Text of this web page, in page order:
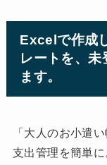
Excelで作成
レートを、未
ます。
「大人のお小遣
支出管理を簡単